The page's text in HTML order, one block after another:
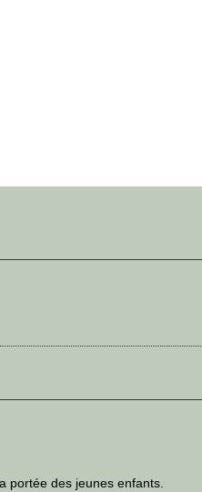
portée des jeunes enfants.